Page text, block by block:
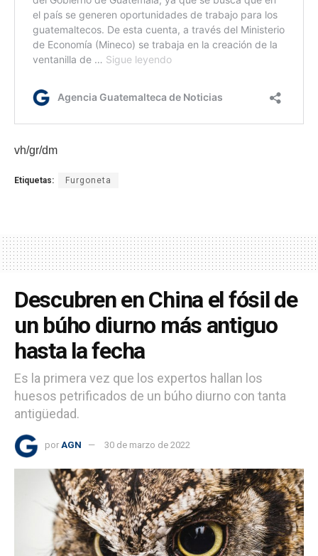
vh/gr/dm
Etiquetas: Furgoneta
Descubren en China el fósil de
un búho diurno más antiguo
hasta la fecha
Es la primera vez que los expertos hallan los
huesos petrificados de un búho diurno con tanta
antigüedad.
por AGN 30 de marzo de 2022